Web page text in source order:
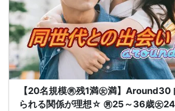
【20名規模㊚残1満㊛満】Around30
られる関係が理想☆ ㊚25～36歳㊛